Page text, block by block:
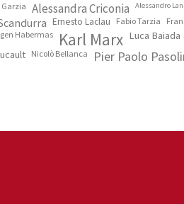
Garzia Alessandra Criconia Alessandro
Ernesto Laclau Fabio Tarzia
Habermas Karl Marx Luca Baiada
Nicolò Bellanca Pier Paolo